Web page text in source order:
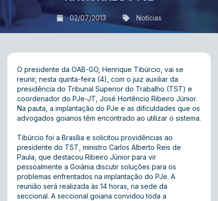
02/07/2013 Notícias
O presidente da OAB-GO, Henrique Tibúrcio, vai se
reunir, nesta quinta-feira (4), com o juiz auxiliar da
presidência do Tribunal Superior do Trabalho (TST) e
coordenador do PJe-JT, José Hortêncio Ribeiro Júnior.
Na pauta, a implantação do PJe e as dificuldades que os
advogados goianos têm encontrado ao utilizar o sistema.
Tibúrcio foi a Brasília e solicitou providências ao
presidente do TST, ministro Carlos Alberto Reis de
Paula, que destacou Ribeiro Júnior para vir
pessoalmente a Goiânia discutir soluções para os
problemas enfrentados na implantação do PJe. A
reunião será realizada às 14 horas, na sede da
seccional. A seccional goiana convidou toda a